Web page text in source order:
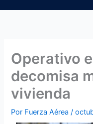
Operativo
decomisa
vivienda
Por Fuerza Aérea/